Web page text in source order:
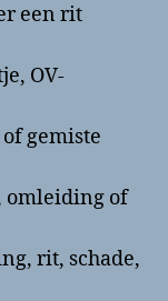
een rit
OV-
gemiste
omleiding of
rit, schade,